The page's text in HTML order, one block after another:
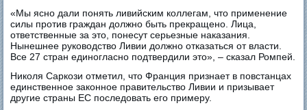
«Мы ясно дали понять ливийским коллегам, что применение
силы против граждан должно быть прекращено. Лица,
ответственные за это, понесут серьезные наказания.
Нынешнее руководство Ливии должно отказаться от власти.
Все 27 стран единогласно подтвердили это», – сказал Ромпей.
Николя Саркози отметил, что Франция признает в повстанцах
единственное законное правительство Ливии и призывает
другие страны ЕС последовать его примеру.